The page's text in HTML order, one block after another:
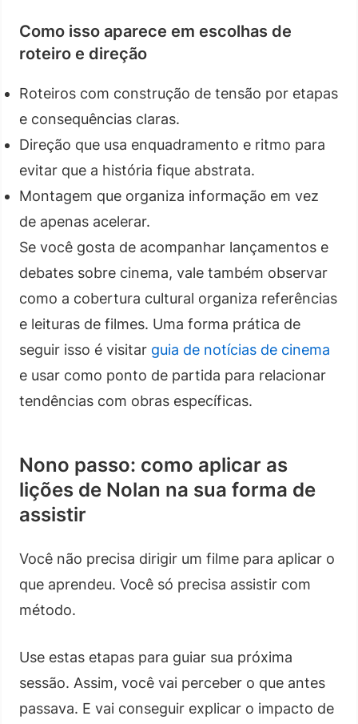
Como isso aparece em escolhas de
roteiro e direção
Roteiros com construção de tensão por etapas
e consequências claras.
Direção que usa enquadramento e ritmo para
evitar que a história fique abstrata.
Montagem que organiza informação em vez
de apenas acelerar.
Se você gosta de acompanhar lançamentos e
debates sobre cinema, vale também observar
como a cobertura cultural organiza referências
e leituras de filmes. Uma forma prática de
seguir isso é visitar guia de notícias de cinema
e usar como ponto de partida para relacionar
tendências com obras específicas.
Nono passo: como aplicar as
lições de Nolan na sua forma de
assistir
Você não precisa dirigir um filme para aplicar o
que aprendeu. Você só precisa assistir com
método.
Use estas etapas para guiar sua próxima
sessão. Assim, você vai perceber o que antes
passava. E vai conseguir explicar o impacto de